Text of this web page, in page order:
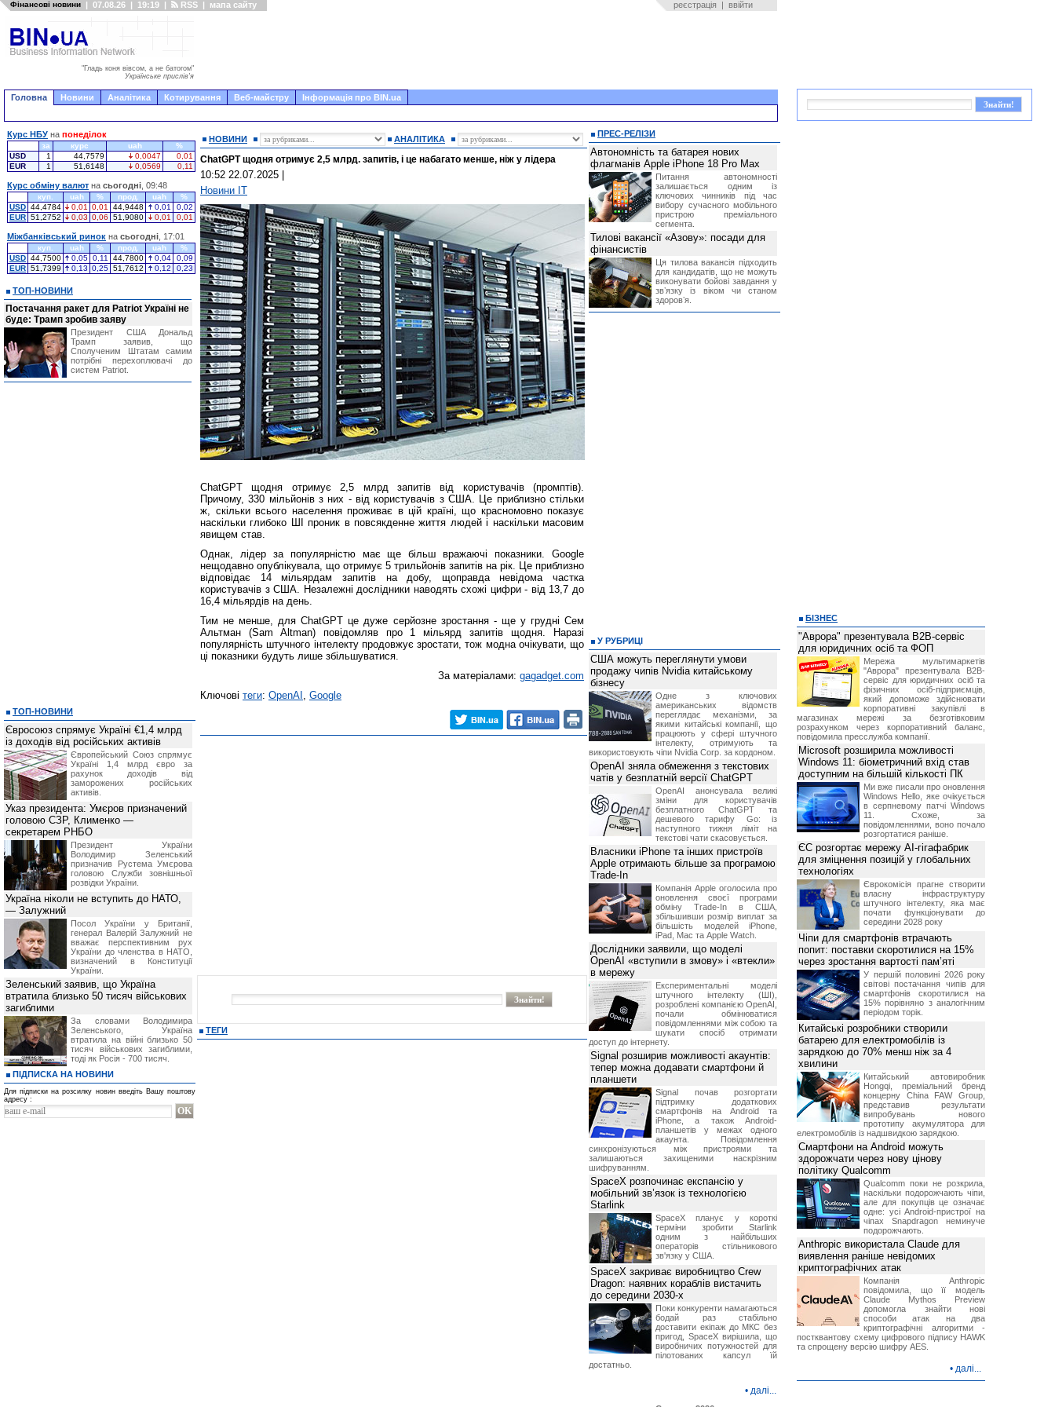
Фінансові новини | 07.08.26 | 19:19 | RSS | мапа сайту реєстрація | ввійти
"Гладь коня вівсом, а не батогом"
Українське прислів'я
Головна Новини Аналітика Котирування Веб-майстру Інформація про BIN.ua
НОВИНИ АНАЛІТИКА
ChatGPT щодня отримує 2,5 млрд. запитів, і це набагато менше, ніж у лідера
10:52 22.07.2025
Новини IT
ChatGPT щодня отримує 2,5 млрд запитів від користувачів (промптів).
Причому, 330 мільйонів з них - від користувачів з США. Це приблизно стільки
ж, скільки всього населення проживає в цій країні, що красномовно показує
наскільки глибоко ШІ проник в повсякденне життя людей і наскільки масовим
явищем став.
Однак, лідер за популярністю має ще більш вражаючі показники. Google
нещодавно опублікувала, що отримує 5 трильйонів запитів на рік. Це приблизно
відповідає 14 мільярдам запитів на добу, щоправда невідома частка
користувачів з США. Незалежні дослідники наводять схожі цифри - від 13,7 до
16,4 мільярдів на день.
Тим не менше, для ChatGPT це дуже серйозне зростання - ще у грудні Сем
Альтман (Sam Altman) повідомляв про 1 мільярд запитів щодня. Наразі
популярність штучного інтелекту продовжує зростати, тож модна очікувати, що
ці показники будуть лише збільшуватися.
За матеріалами: gagadget.com
Ключові теги: OpenAI , Google
ТЕГИ
Курс НБУ на понеділок
за курс uah
%
USD
1 44,7579 0,0047
0,01
EUR
1 51,6148 0,0569 0,11
Курс обміну валют на сьогодні , 09:48
куп. uah % прод. uah
%
USD 44,4784 0,01 0,01 44,9448 0,01
0,02
EUR 51,2752 0,03 0,06 51,9080 0,01 0,01
Міжбанківський ринок на сьогодні , 17:01
куп. uah % прод. uah
%
USD 44,7500 0,05 0,11 44,7800 0,04
0,09
EUR 51,7399 0,13 0,25 51,7612 0,12 0,23
ТОП-НОВИНИ
Постачання ракет для Patriot Україні не
буде: Трамп зробив заяву
Президент США Дональд
Трамп заявив, що
Сполученим Штатам самим
потрібні перехоплювачі до
систем Patriot.
ТОП-НОВИНИ
Євросоюз спрямує Україні €1,4 млрд
із доходів від російських активів
Європейський Союз спрямує
Україні 1,4 млрд євро за
рахунок доходів від
заморожених російських
активів.
Указ президента: Умєров призначений
головою СЗР, Клименко —
секретарем РНБО
Президент України
Володимир Зеленський
призначив Pустема Умєрова
головою Служби зовнішньої
розвідки України.
Україна ніколи не вступить до НАТО,
— Залужний
Посол України у Британії,
генерал Валерій Залужний не
вважає перспективним рух
України до членства в НАТО,
визначений в Конституції
України.
Зеленський заявив, що Україна
втратила близько 50 тисяч військових
загиблими
За словами Володимира
Зеленського, Україна
втратила на війні близько 50
тисяч військових загиблими,
тоді як Росія - 700 тисяч.
ПІДПИСКА НА НОВИНИ
Для підписки на розсилку новин введіть Вашу поштову
адресу :
ПРЕС-РЕЛІЗИ
Автономність та батарея нових
флагманів Apple iPhone 18 Pro Max
Питання автономності
залишається одним із
ключових чинників під час
вибору сучасного мобільного
пристрою преміального
сегмента.
Тилові вакансії «Азову»: посади для
фінансистів
Ця тилова вакансія підходить
для кандидатів, що не можуть
виконувати бойові завдання у
звʼязку із віком чи станом
здоровʼя.
У РУБРИЦІ
США можуть переглянути умови
продажу чипів Nvidia китайському
бізнесу
Одне з ключових
американських відомств
переглядає механізми, за
якими китайські компанії, що
працюють у сфері штучного
інтелекту, отримують та
використовують чіпи Nvidia Corp. за кордоном.
OpenAI зняла обмеження з текстових
чатів у безплатній версії ChatGPT
OpenAI анонсувала великі
зміни для користувачів
безплатного ChatGPT та
дешевого тарифу Go: із
наступного тижня ліміт на
текстові чати скасовується.
Власники iPhone та інших пристроїв
Apple отримають більше за програмою
Trade-In
Компанія Apple оголосила про
оновлення своєї програми
обміну Trade-In в США,
збільшивши розмір виплат за
більшість моделей iPhone,
iPad, Mac та Apple Watch.
Дослідники заявили, що моделі
OpenAI «вступили в змову» і «втекли»
в мережу
Експериментальні моделі
штучного інтелекту (ШІ),
розроблені компанією OpenAI,
почали обмінюватися
повідомленнями між собою та
шукати спосіб отримати
доступ до інтернету.
Signal розширив можливості акаунтів:
тепер можна додавати смартфони й
планшети
Signal почав розгортати
підтримку додаткових
смартфонів на Android та
iPhone, а також Android-
планшетів у межах одного
акаунта. Повідомлення
синхронізуються між пристроями та
залишаються захищеними наскрізним
шифруванням.
SpaceX розпочинає експансію у
мобільний зв’язок із технологією
Starlink
SpaceX планує у короткі
терміни зробити Starlink
одним з найбільших
операторів стільникового
зв'язку у США.
SpaceX закриває виробництво Crew
Dragon: наявних кораблів вистачить
до середини 2030-х
Поки конкуренти намагаються
бодай раз стабільно
доставити екіпаж до МКС без
пригод, SpaceX вирішила, що
виробничих потужностей для
пілотованих капсул їй
достатньо.
• далі...
БІЗНЕС
"Аврора" презентувала B2B-сервіс
для юридичних осіб та ФОП
Мережа мультимаркетів
"Аврора" презентувала B2B-
сервіс для юридичних осіб та
фізичних осіб-підприємців,
який допоможе здійснювати
корпоративні закупівлі в
магазинах мережі за безготівковим
розрахунком через корпоративний баланс,
повідомила пресслужба компанії.
Microsoft розширила можливості
Windows 11: біометричний вхід став
доступним на більшій кількості ПК
Ми вже писали про оновлення
Windows Hello, яке очікується
в серпневому патчі Windows
11. Схоже, за
повідомленнями, воно почало
розгортатися раніше.
ЄС розгортає мережу AI-гігафабрик
для зміцнення позицій у глобальних
технологіях
Єврокомісія прагне створити
власну інфраструктуру
штучного інтелекту, яка має
почати функціонувати до
середини 2028 року
Чіпи для смартфонів втрачають
попит: поставки скоротилися на 15%
через зростання вартості пам’яті
У першій половині 2026 року
світові постачання чипів для
смартфонів скоротилися на
15% порівняно з аналогічним
періодом торік.
Китайські розробники створили
батарею для електромобілів із
зарядкою до 70% менш ніж за 4
хвилини
Китайський автовиробник
Hongqi, преміальний бренд
концерну China FAW Group,
представив результати
випробувань нового
прототипу акумулятора для
електромобілів із надшвидкою зарядкою.
Смартфони на Android можуть
здорожчати через нову цінову
політику Qualcomm
Qualcomm поки не розкрила,
наскільки подорожчають чіпи,
але для покупців це означає
одне: усі Android-пристрої на
чіпах Snapdragon неминуче
подорожчають.
Anthropic використала Claude для
виявлення раніше невідомих
криптографічних атак
Компанія Anthropic
повідомила, що її модель
Claude Mythos Preview
допомогла знайти нові
способи атак на два
криптографічні алгоритми -
постквантову схему цифрового підпису HAWK
та спрощену версію шифру AES.
• далі...